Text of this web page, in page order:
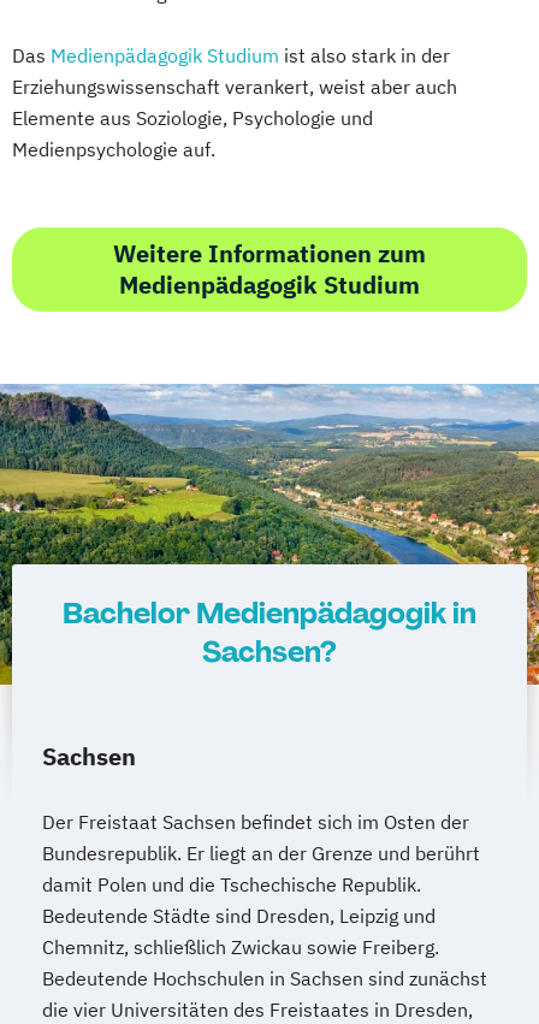
Das Medienpädagogik Studium ist also stark in der
Erziehungswissenschaft verankert, weist aber auch
Elemente aus Soziologie, Psychologie und
Medienpsychologie auf.
Weitere Informationen zum
Medienpädagogik Studium
Bachelor Medienpädagogik in
Sachsen?
Sachsen
Der Freistaat Sachsen befindet sich im Osten der
Bundesrepublik. Er liegt an der Grenze und berührt
damit Polen und die Tschechische Republik.
Bedeutende Städte sind Dresden, Leipzig und
Chemnitz, schließlich Zwickau sowie Freiberg.
Bedeutende Hochschulen in Sachsen sind zunächst
die vier Universitäten des Freistaates in Dresden,